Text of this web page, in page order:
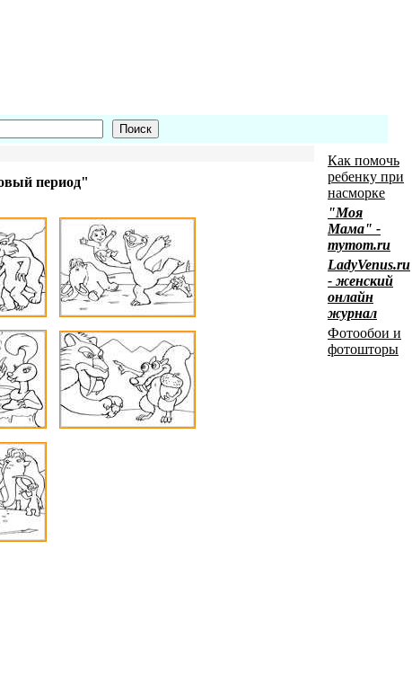
период"
Как помочь
ребенку при
насморке
"Моя
Мама" -
mymom.ru
LadyVenus.ru
- женский
онлайн
журнал
Фотообои и
фотошторы